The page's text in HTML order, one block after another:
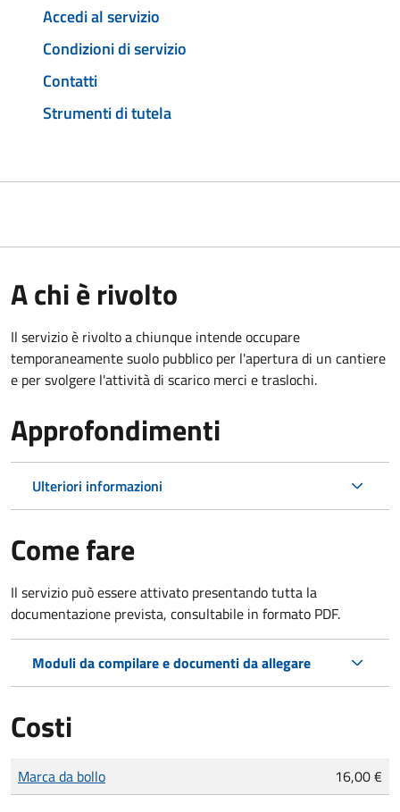
Accedi al servizio
Condizioni di servizio
Contatti
Strumenti di tutela
A chi è rivolto
Il servizio è rivolto a chiunque intende occupare
temporaneamente suolo pubblico per l'apertura di un cantiere
e per svolgere l'attività di scarico merci e traslochi.
Approfondimenti
Ulteriori informazioni
Come fare
Il servizio può essere attivato presentando tutta la
documentazione prevista, consultabile in formato PDF.
Moduli da compilare e documenti da allegare
Costi
Tipo di pagamento
Importo
Marca da bollo 16,00 €